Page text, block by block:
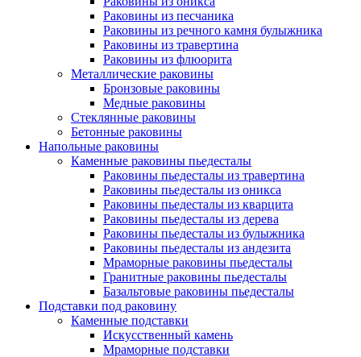
Раковины из песчаника
Раковины из речного камня булыжника
Раковины из травертина
Раковины из флюорита
Металлические раковины
Бронзовые раковины
Медные раковины
Стеклянные раковины
Бетонные раковины
Напольные раковины
Каменные раковины пьедесталы
Раковины пьедесталы из травертина
Раковины пьедесталы из оникса
Раковины пьедесталы из кварцита
Раковины пьедесталы из дерева
Раковины пьедесталы из булыжника
Раковины пьедесталы из андезита
Мраморные раковины пьедесталы
Гранитные раковины пьедесталы
Базальтовые раковины пьедесталы
Подставки под раковину
Каменные подставки
Искусственный камень
Мраморные подставки